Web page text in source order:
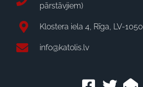
pārstāvjiem)
Klostera iela 4, Rīga, LV-1050
info@katolis.lv